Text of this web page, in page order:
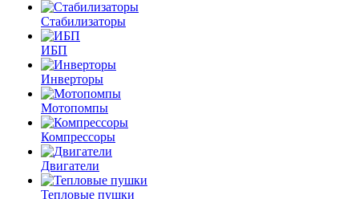
Стабилизаторы
ИБП
Инверторы
Мотопомпы
Компрессоры
Двигатели
Тепловые пушки